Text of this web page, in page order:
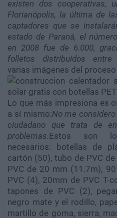
existen dos cooperativas,
Florianópolis, la última de
captadores que se
estado de Paraná, el
en 2008 fue de 6.000,
folletos distribuidos entre
varias imágenes del
Lo que más impresiona es
a sí mismo:No me
ciudadano que trata de
problemas.Estos son
necesarios: botellas de
cartón (50), tubo de PVC
PVC de 20 mm (11.7m),
PVC (4), 20mm de PVC T-
tapones de PVC (2),
negro mate y el rodillo,
martillo de goma, sierra,